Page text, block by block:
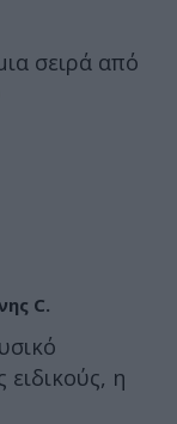
σειρά από
C.
η